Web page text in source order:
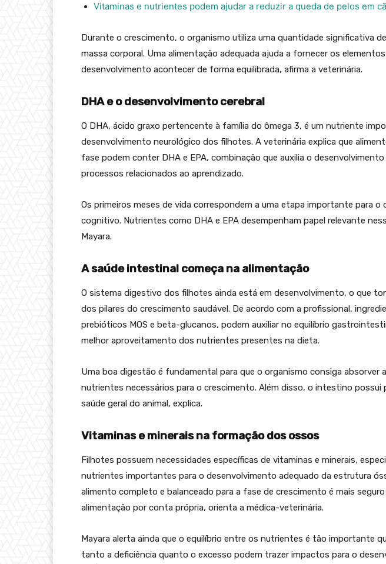
Vitaminas e nutrientes podem ajudar a reduzir a queda de pelos em
Durante o crescimento, o organismo utiliza uma quantidade significativa
massa corporal. Uma alimentação adequada ajuda a fornecer os
desenvolvimento acontecer de forma equilibrada, afirma a veterinária.
DHA e o desenvolvimento cerebral
O DHA, ácido graxo pertencente à família do ômega 3, é um nutriente
desenvolvimento neurológico dos filhotes. A veterinária explica que
fase podem conter DHA e EPA, combinação que auxilia o
processos relacionados ao aprendizado.
Os primeiros meses de vida correspondem a uma etapa importante para o
cognitivo. Nutrientes como DHA e EPA desempenham papel relevante
Mayara.
A saúde intestinal começa na alimentação
O sistema digestivo dos filhotes ainda está em desenvolvimento, o que
dos pilares do crescimento saudável. De acordo com a profissional,
prebióticos MOS e beta-glucanos, podem auxiliar no equilíbrio
melhor aproveitamento dos nutrientes presentes na dieta.
Uma boa digestão é fundamental para que o organismo consiga absorver
nutrientes necessários para o crescimento. Além disso, o intestino possui
saúde geral do animal, explica.
Vitaminas e minerais na formação dos ossos
Filhotes possuem necessidades específicas de vitaminas e minerais,
nutrientes importantes para o desenvolvimento adequado da estrutura
alimento completo e balanceado para a fase de crescimento é mais
alimentação por conta própria, orienta a médica-veterinária.
Mayara alerta ainda que o equilíbrio entre os nutrientes é tão importante
tanto a deficiência quanto o excesso podem trazer impactos para o